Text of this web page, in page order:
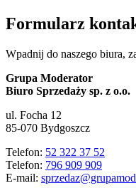
Formularz
Wpadnij do naszego biura,
Grupa Moderator
Biuro Sprzedaży sp. z o.o.
ul. Focha 12
85-070 Bydgoszcz
Telefon: 52 322 37 52
Telefon: 796 909 909
E-mail: